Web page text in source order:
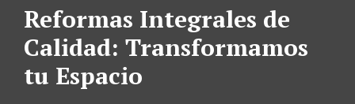
Reformas Integrales de
Calidad: Transformamos
tu Espacio